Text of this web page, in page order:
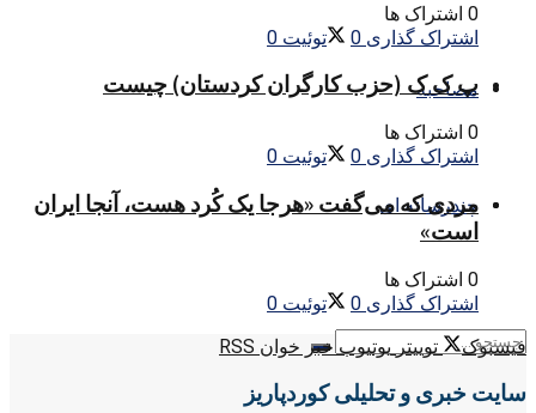
مصاحبه
چندرسانه ای
0 اشتراک ها
اشتراک گذاری 0 توئیت 0
پ ک ک (حزب کارگران کردستان) چیست
0 اشتراک ها
اشتراک گذاری 0 توئیت 0
مردی که می‌گفت «هرجا یک کُرد هست، آنجا ایران
است»
0 اشتراک ها
اشتراک گذاری 0 توئیت 0
فیسبوک
توییتر یوتیوب خبر خوان RSS
سایت خبری و تحلیلی کوردپاریز